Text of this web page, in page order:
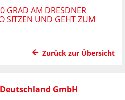
GRAD AM DRESDNER
SITZEN UND GEHT ZUM
Zurück zur Übersicht
Deutschland GmbH